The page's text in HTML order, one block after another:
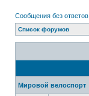
Сообщения без ответов
Список форумов
Мировой велоспорт